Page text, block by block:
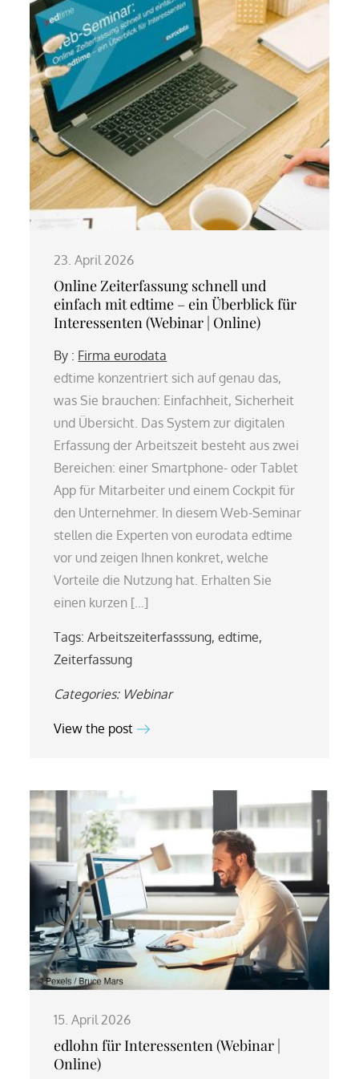
23. April 2026
Online Zeiterfassung schnell und
einfach mit edtime – ein Überblick für
Interessenten (Webinar | Online)
By : Firma eurodata
edtime konzentriert sich auf genau das,
was Sie brauchen: Einfachheit, Sicherheit
und Übersicht. Das System zur digitalen
Erfassung der Arbeitszeit besteht aus zwei
Bereichen: einer Smartphone- oder Tablet
App für Mitarbeiter und einem Cockpit für
den Unternehmer. In diesem Web-Seminar
stellen die Experten von eurodata edtime
vor und zeigen Ihnen konkret, welche
Vorteile die Nutzung hat. Erhalten Sie
einen kurzen […]
Tags:Arbeitszeiterfasssung,edtime,
Zeiterfassung
Categories: Webinar
View the post
15. April 2026
edlohn für Interessenten (Webinar |
Online)